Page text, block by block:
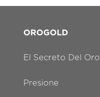
OROGOLD
El Secreto Del Oro
Presione